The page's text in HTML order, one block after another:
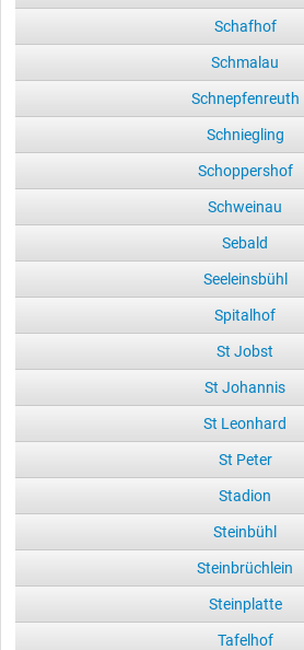
Schafhof
Schmalau
Schnepfenreuth
Schniegling
Schoppershof
Schweinau
Sebald
Seeleinsbühl
Spitalhof
St Jobst
St Johannis
St Leonhard
St Peter
Stadion
Steinbühl
Steinbrüchlein
Steinplatte
Tafelhof